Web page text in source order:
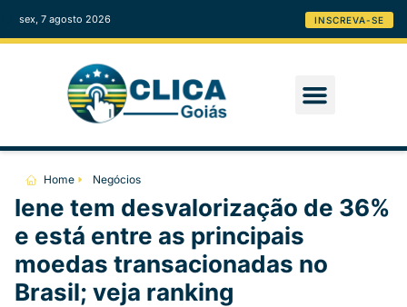
sex, 7 agosto 2026 INSCREVA-SE
Home Negócios
Iene tem desvalorização de 36%
e está entre as principais
moedas transacionadas no
Brasil; veja ranking